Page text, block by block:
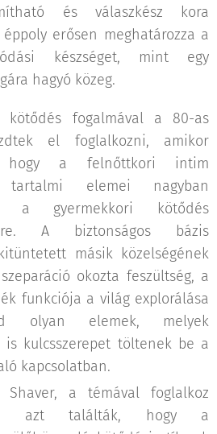
és válaszkész kora
erősen meghatározza a
készséget, mint egy
hagyó közeg.
fogalmával a 80-as
el foglalkozni, amikor
hogy a felnőttkori intim
tartalmi elemei nagyban
a gyermekkori kötődés
A biztonságos bázis
másik közelségének
okozta feszültség, a
funkciója a világ explorálása
olyan elemek, melyek
is kulcsszerepet töltenek be a
kapcsolatban.
a témával foglalkoz
azt találták, hogy a